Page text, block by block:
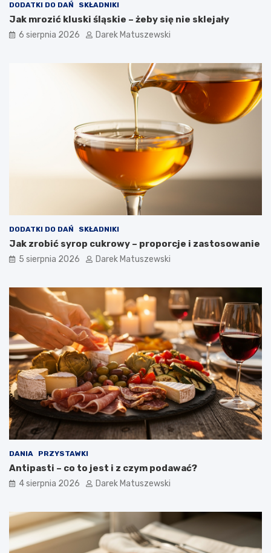
DODATKI DO DAŃ SKŁADNIKI
Jak mrozić kluski śląskie – żeby się nie sklejały
6 sierpnia 2026 Darek Matuszewski
DODATKI DO DAŃ SKŁADNIKI
Jak zrobić syrop cukrowy – proporcje i zastosowanie
5 sierpnia 2026 Darek Matuszewski
DANIA PRZYSTAWKI
Antipasti – co to jest i z czym podawać?
4 sierpnia 2026 Darek Matuszewski